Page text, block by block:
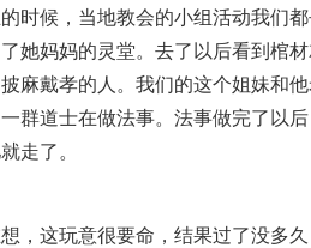
时候，当地教会的小组活动我们
她妈妈的灵堂。去了以后看到棺
麻戴孝的人。我们的这个姐妹和
群道士在做法事。法事做完了以
走了。
，这玩意很要命，结果过了没多